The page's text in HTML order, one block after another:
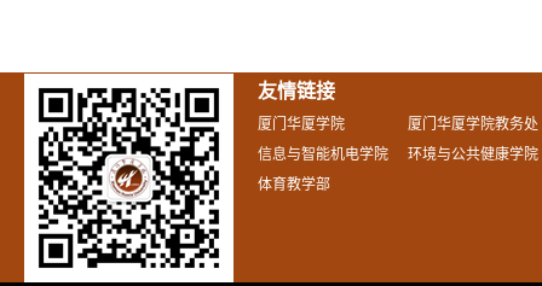
友情链接
厦门华厦学院
厦门华厦学院教务处
信息与智能机电学院
环境与公共健康学院
体育教学部